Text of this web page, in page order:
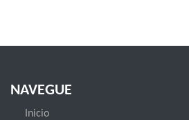
NAVEGUE
Inicio